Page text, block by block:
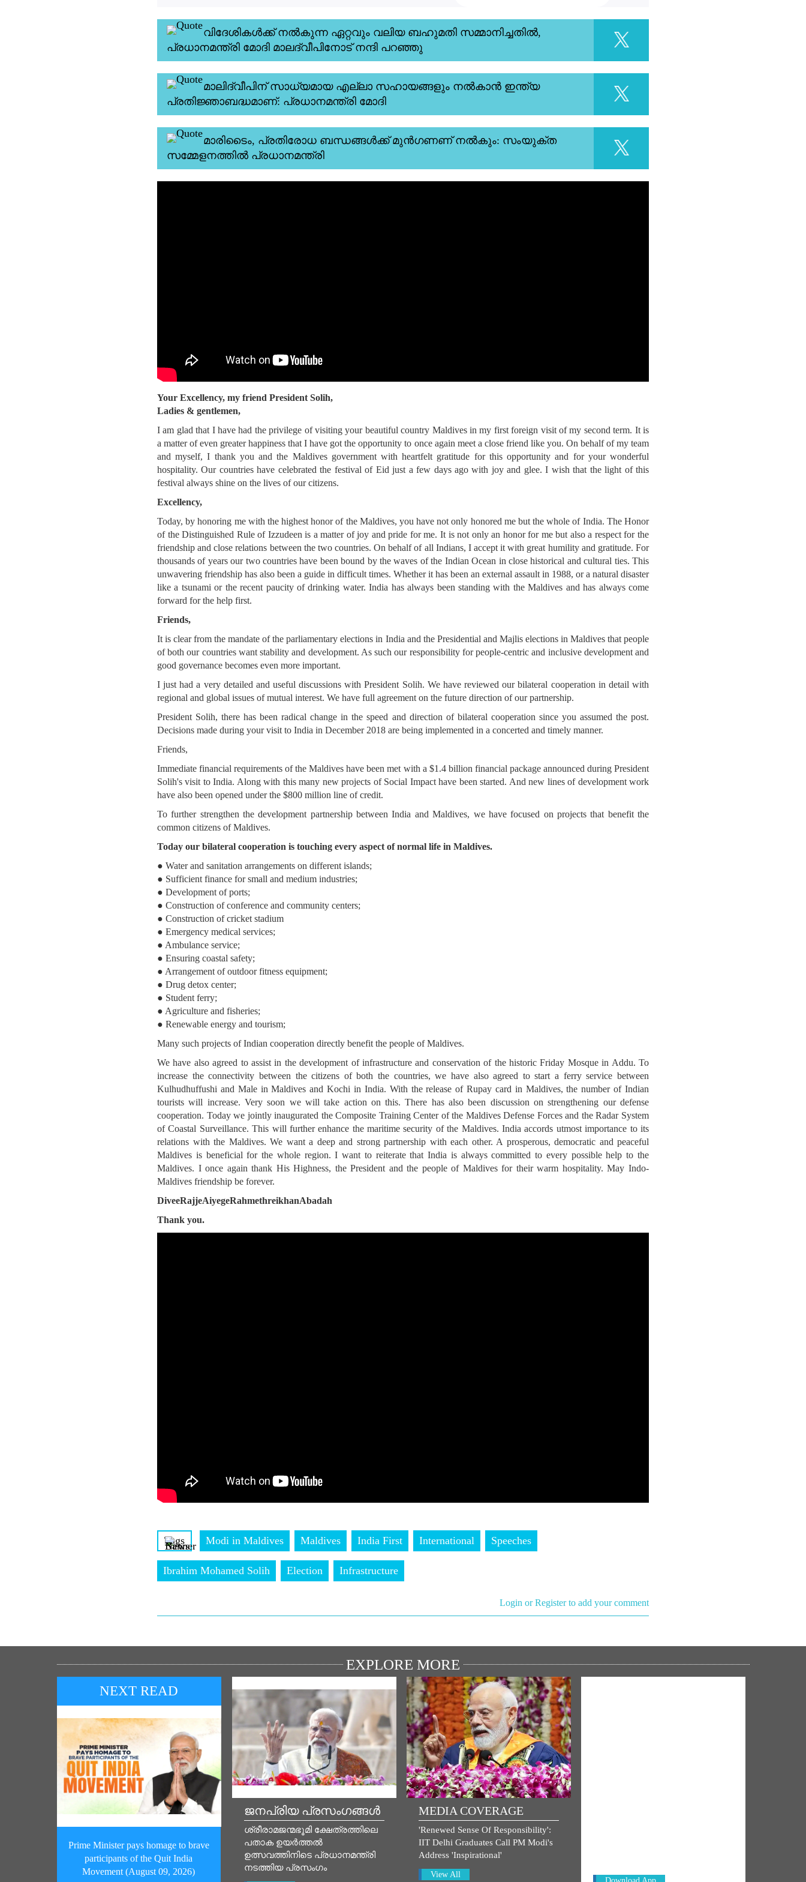
വിദേശികൾക്ക് നൽകുന്ന ഏറ്റവും വലിയ ബഹുമതി സമ്മാനിച്ചതിൽ,
പ്രധാനമന്ത്രി മോദി മാലദ്വീപിനോട് നന്ദി പറഞ്ഞു
മാലിദ്വീപിന് സാധ്യമായ എല്ലാ സഹായങ്ങളും നൽകാൻ ഇന്ത്യ
പ്രതിജ്ഞാബദ്ധമാണ്: പ്രധാനമന്ത്രി മോദി
മാരിടൈം, പ്രതിരോധ ബന്ധങ്ങൾക്ക് മുൻഗണണ് നൽകും: സംയുക്ത
സമ്മേളനത്തിൽ പ്രധാനമന്ത്രി
Your Excellency, my friend President Solih,
Ladies & gentlemen,
I am glad that I have had the privilege of visiting your beautiful country Maldives in my first foreign visit of my second term. It is
a matter of even greater happiness that I have got the opportunity to once again meet a close friend like you. On behalf of my team
and myself, I thank you and the Maldives government with heartfelt gratitude for this opportunity and for your wonderful
hospitality. Our countries have celebrated the festival of Eid just a few days ago with joy and glee. I wish that the light of this
festival always shine on the lives of our citizens.
Excellency,
Today, by honoring me with the highest honor of the Maldives, you have not only honored me but the whole of India. The Honor
of the Distinguished Rule of Izzudeen is a matter of joy and pride for me. It is not only an honor for me but also a respect for the
friendship and close relations between the two countries. On behalf of all Indians, I accept it with great humility and gratitude. For
thousands of years our two countries have been bound by the waves of the Indian Ocean in close historical and cultural ties. This
unwavering friendship has also been a guide in difficult times. Whether it has been an external assault in 1988, or a natural disaster
like a tsunami or the recent paucity of drinking water. India has always been standing with the Maldives and has always come
forward for the help first.
Friends,
It is clear from the mandate of the parliamentary elections in India and the Presidential and Majlis elections in Maldives that people
of both our countries want stability and development. As such our responsibility for people-centric and inclusive development and
good governance becomes even more important.
I just had a very detailed and useful discussions with President Solih. We have reviewed our bilateral cooperation in detail with
regional and global issues of mutual interest. We have full agreement on the future direction of our partnership.
President Solih, there has been radical change in the speed and direction of bilateral cooperation since you assumed the post.
Decisions made during your visit to India in December 2018 are being implemented in a concerted and timely manner.
Friends,
Immediate financial requirements of the Maldives have been met with a $1.4 billion financial package announced during President
Solih's visit to India. Along with this many new projects of Social Impact have been started. And new lines of development work
have also been opened under the $800 million line of credit.
To further strengthen the development partnership between India and Maldives, we have focused on projects that benefit the
common citizens of Maldives.
Today our bilateral cooperation is touching every aspect of normal life in Maldives.
● Water and sanitation arrangements on different islands;
● Sufficient finance for small and medium industries;
● Development of ports;
● Construction of conference and community centers;
● Construction of cricket stadium
● Emergency medical services;
● Ambulance service;
● Ensuring coastal safety;
● Arrangement of outdoor fitness equipment;
● Drug detox center;
● Student ferry;
● Agriculture and fisheries;
● Renewable energy and tourism;
Many such projects of Indian cooperation directly benefit the people of Maldives.
We have also agreed to assist in the development of infrastructure and conservation of the historic Friday Mosque in Addu. To
increase the connectivity between the citizens of both the countries, we have also agreed to start a ferry service between
Kulhudhuffushi and Male in Maldives and Kochi in India. With the release of Rupay card in Maldives, the number of Indian
tourists will increase. Very soon we will take action on this. There has also been discussion on strengthening our defense
cooperation. Today we jointly inaugurated the Composite Training Center of the Maldives Defense Forces and the Radar System
of Coastal Surveillance. This will further enhance the maritime security of the Maldives. India accords utmost importance to its
relations with the Maldives. We want a deep and strong partnership with each other. A prosperous, democratic and peaceful
Maldives is beneficial for the whole region. I want to reiterate that India is always committed to every possible help to the
Maldives. I once again thank His Highness, the President and the people of Maldives for their warm hospitality. May Indo-
Maldives friendship be forever.
DiveeRajjeAiyegeRahmethreikhanAbadah
Thank you.
Tags Modi in Maldives Maldives India First International Speeches
Ibrahim Mohamed Solih Election Infrastructure
Login or Register to add your comment
EXPLORE MORE
NEXT READ
Prime Minister pays homage to brave
participants of the Quit India
Movement (August 09, 2026)
ജനപ്രിയ പ്രസംഗങ്ങൾ
ശ്രീരാമജന്മഭൂമി ക്ഷേത്രത്തിലെ
പതാക ഉയർത്തൽ
ഉത്സവത്തിനിടെ പ്രധാനമന്ത്രി
നടത്തിയ പ്രസം​ഗം
MEDIA COVERAGE
'Renewed Sense Of Responsibility':
IIT Delhi Graduates Call PM Modi's
Address 'Inspirational'
View All